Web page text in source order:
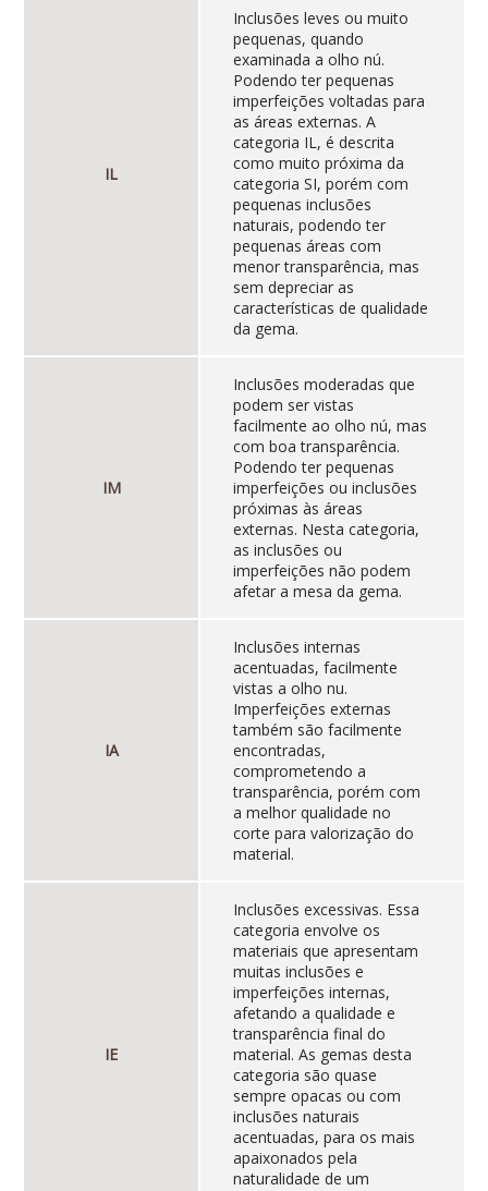
IL
Inclusões leves ou muito
pequenas, quando
examinada a olho nú.
Podendo ter pequenas
imperfeições voltadas para
as áreas externas. A
categoria IL, é descrita
como muito próxima da
categoria SI, porém com
pequenas inclusões
naturais, podendo ter
pequenas áreas com
menor transparência, mas
sem depreciar as
características de qualidade
da gema.
IM
Inclusões moderadas que
podem ser vistas
facilmente ao olho nú, mas
com boa transparência.
Podendo ter pequenas
imperfeições ou inclusões
próximas às áreas
externas. Nesta categoria,
as inclusões ou
imperfeições não podem
afetar a mesa da gema.
IA
Inclusões internas
acentuadas, facilmente
vistas a olho nu.
Imperfeições externas
também são facilmente
encontradas,
comprometendo a
transparência, porém com
a melhor qualidade no
corte para valorização do
material.
IE
Inclusões excessivas. Essa
categoria envolve os
materiais que apresentam
muitas inclusões e
imperfeições internas,
afetando a qualidade e
transparência final do
material. As gemas desta
categoria são quase
sempre opacas ou com
inclusões naturais
acentuadas, para os mais
apaixonados pela
naturalidade de um